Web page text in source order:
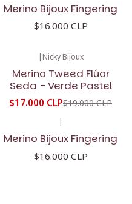
Merino Bijoux Fingering
$16.000 CLP
| Nicky Bijoux
Merino Tweed Flúor
Seda - Verde Pastel
$17.000 CLP$19.000 CLP
|
Merino Bijoux Fingering
$16.000 CLP